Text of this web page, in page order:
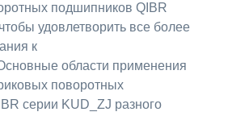
подшипников QIBR
удовлетворить все более
к
области применения
поворотных
серии KUD_ZJ разного